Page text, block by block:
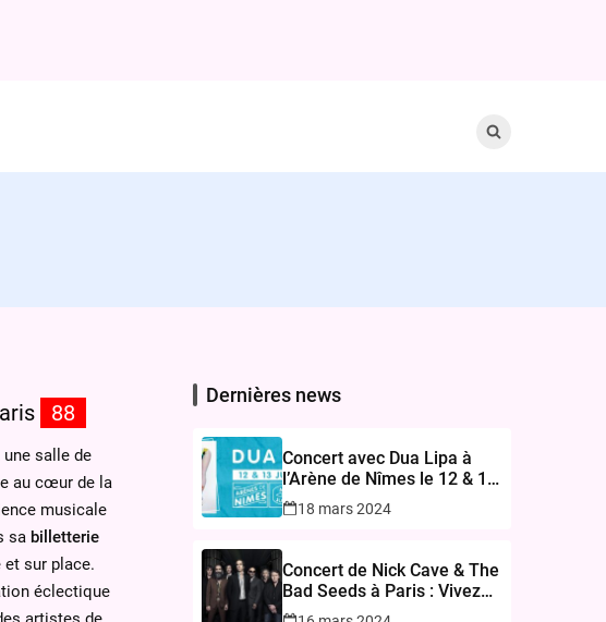
for:
88
une salle de
au cœur de la
musicale
sa billetterie
sur place.
éclectique
Dernières news
Concert avec Dua Lipa à
l’Arène de Nîmes le 12 & 13
juin 2024 – Réservez vos
Billets
18 mars 2024
Concert de Nick Cave & The
Bad Seeds à Paris : Vivez
une Expérience Inoubliable